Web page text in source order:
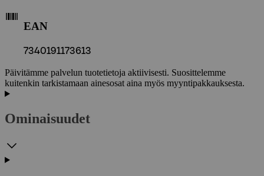
EAN
7340191173613
Päivitämme palvelun tuotetietoja aktiivisesti. Suosittelemme
kuitenkin tarkistamaan ainesosat aina myös myyntipakkauksesta.
Ominaisuudet